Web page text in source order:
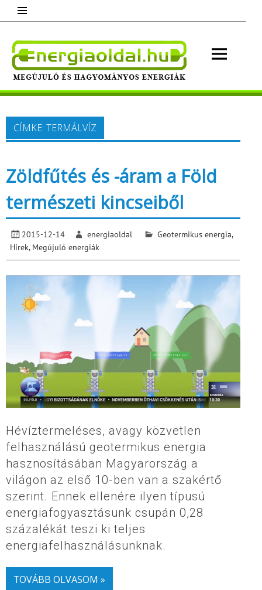
content
Megújuló és hagyományos energiák.
Minden, ami energia!
CÍMKE: TERMÁLVÍZ
Zöldfűtés és -áram a Föld
természeti kincseiből
2015-12-14 energiaoldal Geotermikus energia,
Hírek, Megújuló energiák
Hévíztermeléses, avagy közvetlen
felhasználású geotermikus energia
hasznosításában Magyarország a
világon az első 10-ben van a szakértő
szerint. Ennek ellenére ilyen típusú
energiafogyasztásunk csupán 0,28
százalékát teszi ki teljes
energiafelhasználásunknak.
TOVÁBB OLVASOM »